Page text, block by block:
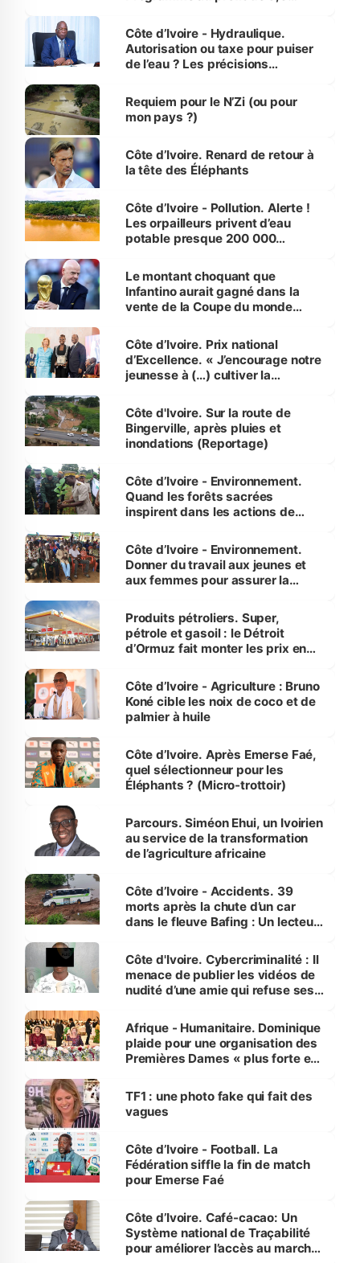
Côte d’Ivoire - Hydraulique.
Autorisation ou taxe pour puiser
de l’eau ? Les précisions
Requiem pour le N’Zi (ou pour
mon pays ?)
Côte d’Ivoire. Renard de retour à
la tête des Éléphants
Côte d’Ivoire - Pollution. Alerte !
Les orpailleurs privent d’eau
potable presque 200 000
Le montant choquant que
Infantino aurait gagné dans la
vente de la Coupe du monde
Côte d’Ivoire. Prix national
d’Excellence. « J’encourage notre
jeunesse à (…) cultiver la
(Alassane Ouattara
Côte d'Ivoire. Sur la route de
Bingerville, après pluies et
inondations (Reportage)
Côte d’Ivoire - Environnement.
Quand les forêts sacrées
inspirent dans les actions de
Côte d’Ivoire - Environnement.
Donner du travail aux jeunes et
aux femmes pour assurer la
menacées
Produits pétroliers. Super,
pétrole et gasoil : le Détroit
d’Ormuz fait monter les prix en
Côte d’Ivoire - Agriculture : Bruno
Koné cible les noix de coco et de
palmier à huile
Côte d’Ivoire. Après Emerse Faé,
quel sélectionneur pour les
Éléphants ? (Micro-trottoir)
Parcours. Siméon Ehui, un Ivoirien
au service de la transformation
de l’agriculture africaine
Côte d’Ivoire - Accidents. 39
morts après la chute d’un car
dans le fleuve Bafing : Un lecteur
des Transports
Côte d'Ivoire. Cybercriminalité : Il
menace de publier les vidéos de
nudité d’une amie qui refuse ses
Afrique - Humanitaire. Dominique
plaide pour une organisation des
Premières Dames « plus forte et
sur la scène internationale »
TF1 : une photo fake qui fait des
vagues
Côte d’Ivoire - Football. La
Fédération siffle la fin de match
pour Emerse Faé
Côte d’Ivoire. Café-cacao: Un
Système national de Traçabilité
pour améliorer l’accès au marché